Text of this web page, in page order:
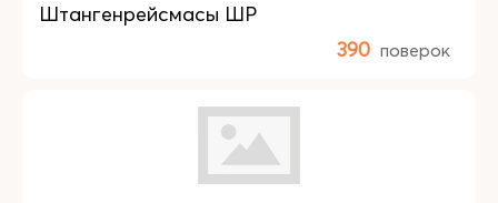
Штангенрейсмасы ШР
390 поверок